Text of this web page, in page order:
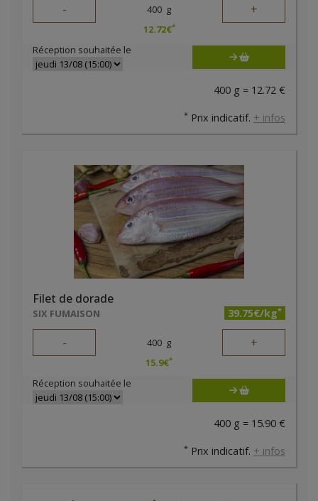
- 400 g +
12.72€*
Réception souhaitée le
400 g = 12.72 €
* Prix indicatif. + infos
Filet de dorade
SIX FUMAISON 39.75€/kg*
- 400 g +
15.9€*
Réception souhaitée le
400 g = 15.90 €
* Prix indicatif. + infos